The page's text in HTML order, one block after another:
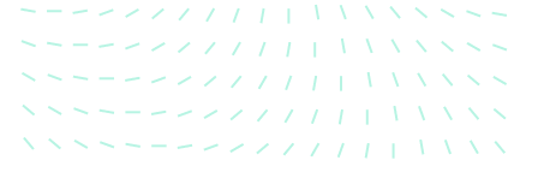
dass Ihre Fahrzeugkarosserie nach einem Unfall
wieder in ihren ursprünglichen Zustand gebracht
wird.